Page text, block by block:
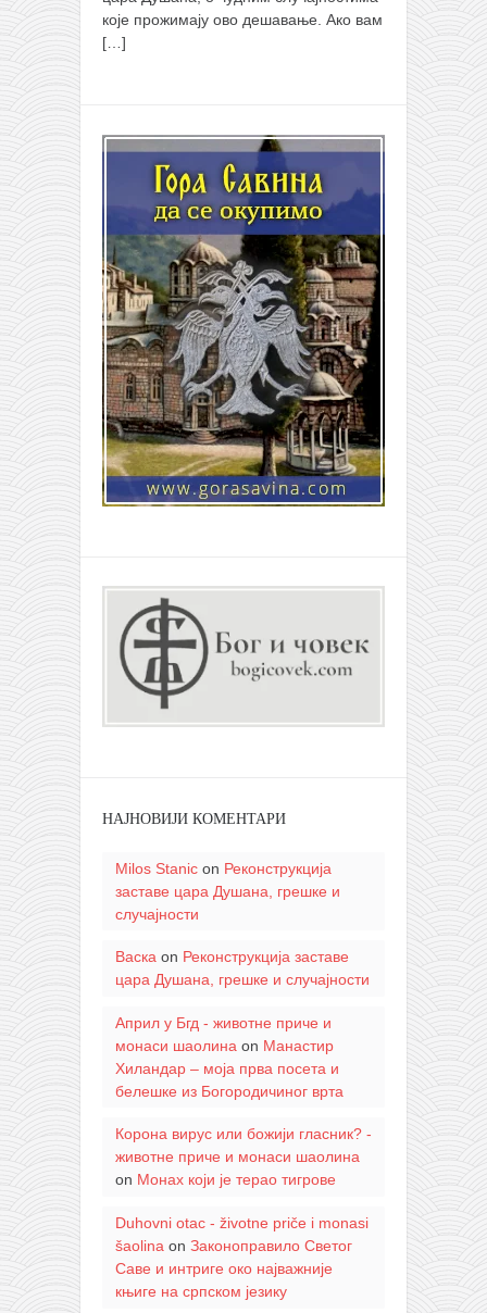
које прожимају ово дешавање. Ако вам
[…]
НАЈНОВИЈИ КОМЕНТАРИ
Milos Stanicon Реконструкција
заставе цара Душана, грешке и
случајности
Васка on Реконструкција заставе
цара Душана, грешке и случајности
Април у Бгд - животне приче и
монаси шаолина on Манастир
Хиландар – моја прва посета и
белешке из Богородичиног врта
Корона вирус или божији гласник? -
животне приче и монаси шаолина
on Монах који је терао тигрове
Duhovni otac - životne priče i monasi
šaolina on Законоправило Светог
Саве и интриге око најважније
књиге на српском језику